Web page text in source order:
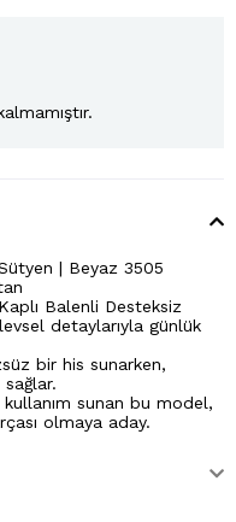
| Beyaz 3505
Balenli Desteksiz
detaylarıyla günlük
bir his sunarken,
sunan bu model,
olmaya aday.